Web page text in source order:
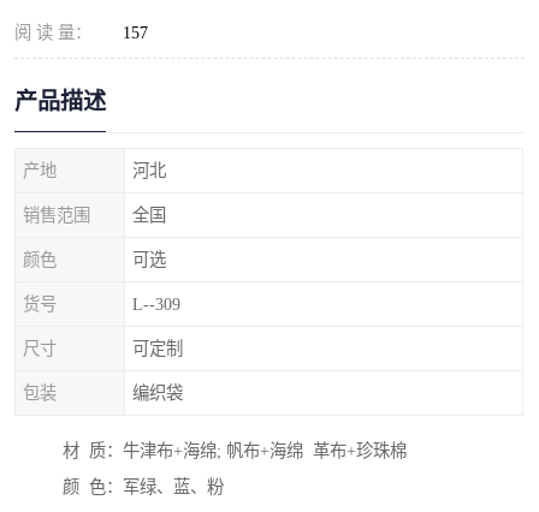
阅 读 量： 157
产品描述
产地 河北
销售范围 全国
颜色 可选
货号 L--309
尺寸 可定制
包装 编织袋
材 质：牛津布+海绵; 帆布+海绵 革布+珍珠棉
颜 色：军绿、蓝、粉